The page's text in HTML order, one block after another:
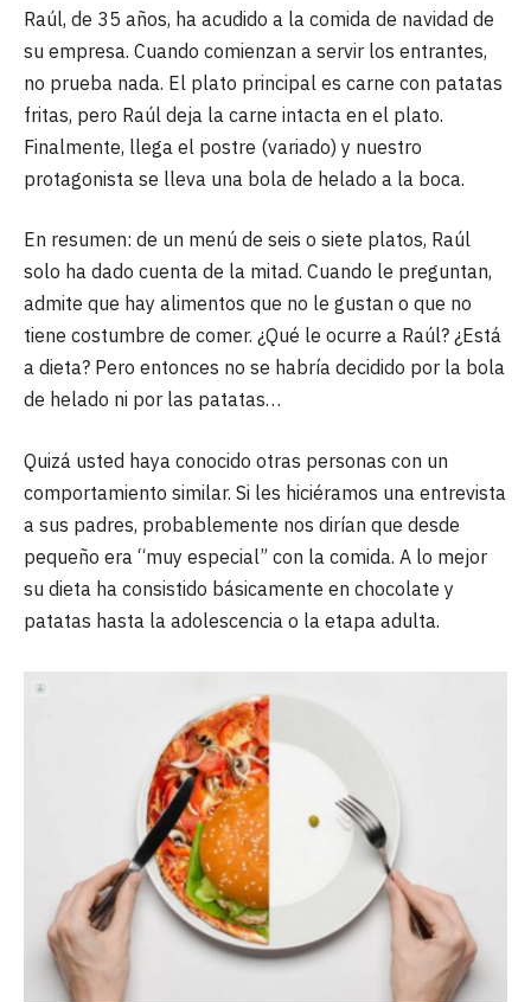
Raúl, de 35 años, ha acudido a la comida de navidad de
su empresa. Cuando comienzan a servir los entrantes,
no prueba nada. El plato principal es carne con patatas
fritas, pero Raúl deja la carne intacta en el plato.
Finalmente, llega el postre (variado) y nuestro
protagonista se lleva una bola de helado a la boca.
En resumen: de un menú de seis o siete platos, Raúl
solo ha dado cuenta de la mitad. Cuando le preguntan,
admite que hay alimentos que no le gustan o que no
tiene costumbre de comer. ¿Qué le ocurre a Raúl? ¿Está
a dieta? Pero entonces no se habría decidido por la bola
de helado ni por las patatas…
Quizá usted haya conocido otras personas con un
comportamiento similar. Si les hiciéramos una entrevista
a sus padres, probablemente nos dirían que desde
pequeño era “muy especial” con la comida. A lo mejor
su dieta ha consistido básicamente en chocolate y
patatas hasta la adolescencia o la etapa adulta.